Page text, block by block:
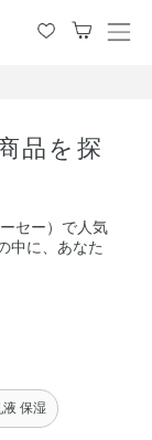
メ
品を探
セー）で人気
中に、あなた
液 保湿